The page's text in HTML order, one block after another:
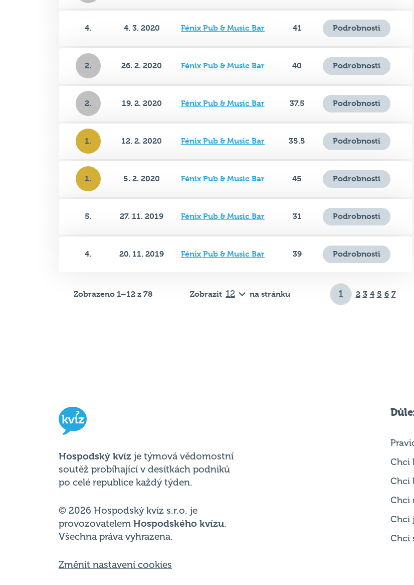
2. 26. 2. 2020 Fénix Pub & Music Bar 40 Podrobnosti
2. 19. 2. 2020 Fénix Pub & Music Bar 37.5 Podrobnosti
1. 12. 2. 2020 Fénix Pub & Music Bar 35.5 Podrobnosti
1. 5. 2. 2020 Fénix Pub & Music Bar 45 Podrobnosti
5. 27. 11. 2019 Fénix Pub & Music Bar 31 Podrobnosti
4. 20. 11. 2019 Fénix Pub & Music Bar 39 Podrobnosti
Zobrazeno 1–12 z 78 Zobrazit na stránku 2 3 4 5
Hospodský kvíz
soutěž probíhající v desítkách podniků
© 2026 Hospodský kvíz s.r.o. je
provozovatelem Hospodského kvízu
Změnit nastavení cookies
Chci
Chci
Chci
Chci